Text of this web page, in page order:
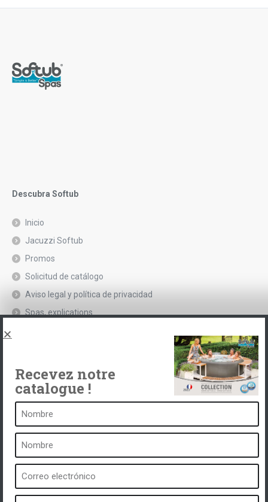
Descubra Softub
Inicio
Jacuzzi Softub
Promos
Solicitud de catálogo
Aviso legal y política de privacidad
Spas, explications
¿Qué es un balneario?
Spa interior
Spa exterior
Recevez notre
catalogue !